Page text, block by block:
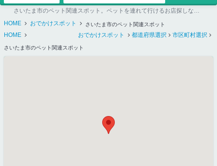
さいたま市のペット関連スポット。ペットを連れて行けるお店探しならペットホームウェブ
HOME
おでかけスポット さいたま市のペット関連スポット
HOME おでかけスポット 都道府県選択 市区町村選択
さいたま市のペット関連スポット